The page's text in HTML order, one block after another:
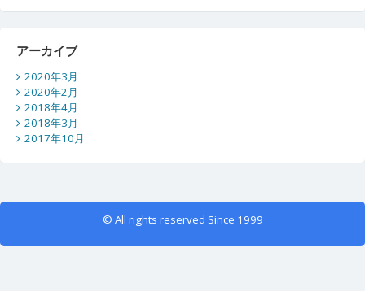
アーカイブ
2020年3月
2020年2月
2018年4月
2018年3月
2017年10月
© All rights reserved Since 1999